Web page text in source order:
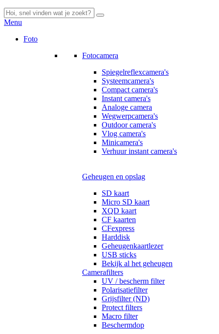
Menu
Foto
Fotocamera
Spiegelreflexcamera's
Systeemcamera's
Compact camera's
Instant camera's
Analoge camera
Wegwerpcamera's
Outdoor camera's
Vlog camera's
Minicamera's
Verhuur instant camera's
Geheugen en opslag
SD kaart
Micro SD kaart
XQD kaart
CF kaarten
CFexpress
Harddisk
Geheugenkaartlezer
USB sticks
Bekijk al het geheugen
Camerafilters
UV / bescherm filter
Polarisatiefilter
Grijsfilter (ND)
Protect filters
Macro filter
Beschermdop